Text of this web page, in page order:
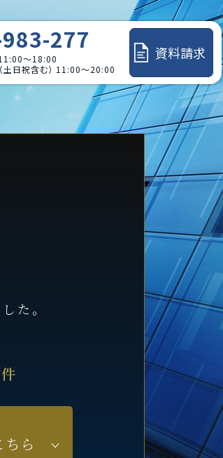
277
～18:00
土日祝含む） 11:00～20:00
資料請求
た。
ら